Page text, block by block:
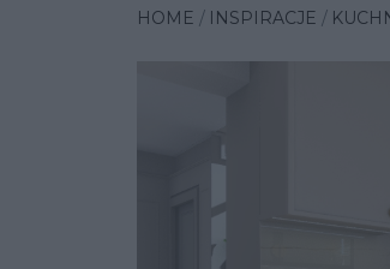
HOME INSPIRACJE